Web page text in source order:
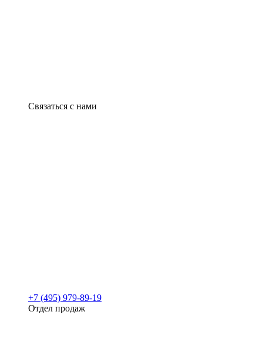
Связаться с нами
+7 (495) 979-89-19
Отдел продаж